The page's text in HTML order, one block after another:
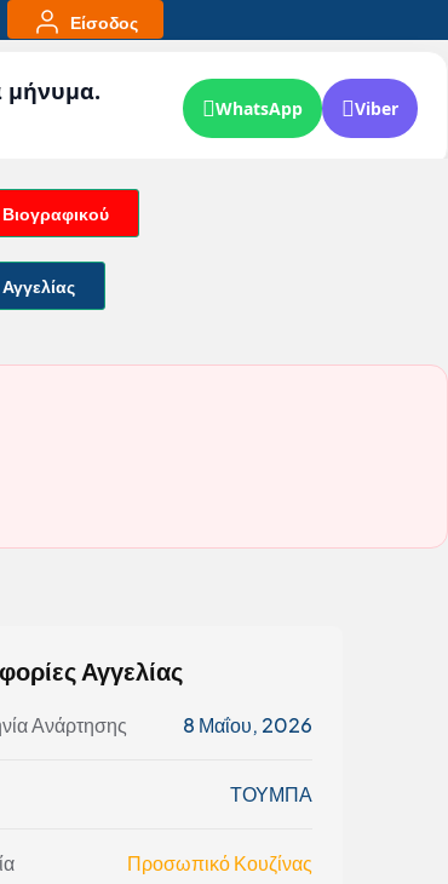
Είσοδος
μήνυμα.
WhatsApp Viber
Αγγελίας
Ανάρτησης 8 Μαΐου, 2026
ΤΟΥΜΠΑ
Προσωπικό Κουζίνας